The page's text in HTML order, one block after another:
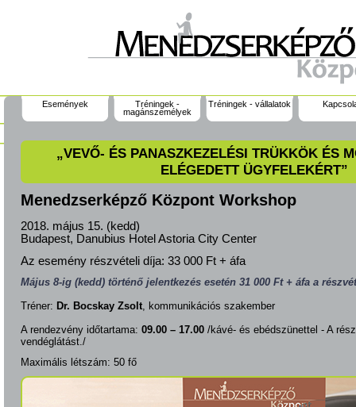
Események
Tréningek -
magánszemélyek
Tréningek - vállalatok
„VEVŐ- ÉS PANASZKEZELÉSI TRÜKKÖK ÉS
ELÉGEDETT ÜGYFELEKÉRT”
Menedzserképző Központ Workshop
2018. május 15. (kedd)
Budapest, Danubius Hotel Astoria City Center
Az esemény részvételi díja: 33 000 Ft + áfa
Május 8-ig (kedd) történő jelentkezés esetén 31 000 Ft + áfa a
Tréner: Dr. Bocskay Zsolt, kommunikációs szakember
A rendezvény időtartama: 09.00 – 17.00 /kávé- és ebédszünettel - A
vendéglátást./
Maximális létszám: 50 fő